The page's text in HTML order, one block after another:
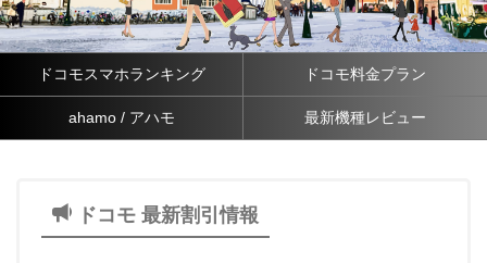
ドコモスマホランキング ドコモ料金プラン
ahamo / アハモ 最新機種レビュー
ドコモ 最新割引情報